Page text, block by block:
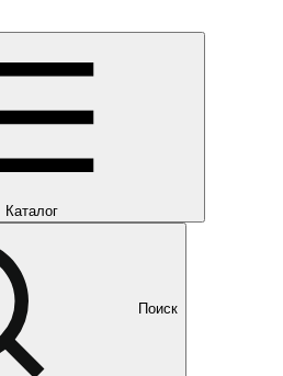
Каталог
Поиск
Отлично!
уже оформлена